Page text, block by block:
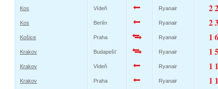
Kos Vídeň Ryanair 2
Kos Berlín Ryanair 2
Košice Praha Ryanair 1
Krakov Budapešť Ryanair 1
Krakov Vídeň Ryanair 1
Krakov Praha Ryanair 1